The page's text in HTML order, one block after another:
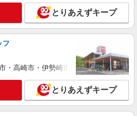
とりあえずキープ
フ
・高崎市・伊勢崎市・太田市・館林市
とりあえずキープ